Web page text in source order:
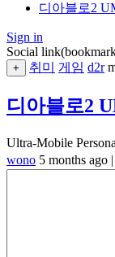
디아블로2
Sign in
Social
+ 취미 게임 d2r
디아블로2
Ultra-Mobile
wono 5 months ago |